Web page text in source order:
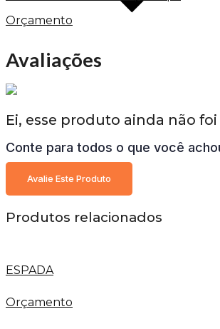
Orçamento
Avaliações
Ei, esse produto ainda não
Conte para todos o que você
Avalie Este Produto
Produtos relacionados
ESPADA
Orçamento